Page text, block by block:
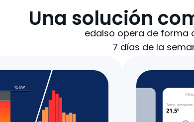
Una solución
edalso opera de forma
7 días de la